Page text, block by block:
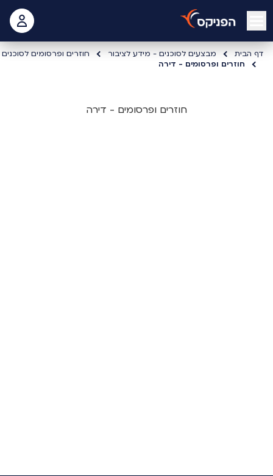
open mobile menu
דף הבית מבצעים לסוכנים - מידע לציבור
חוזרים ופרסומים לסוכנים
חוזרים ופרסומים - דירה
חוזרים ופרסומים - דירה